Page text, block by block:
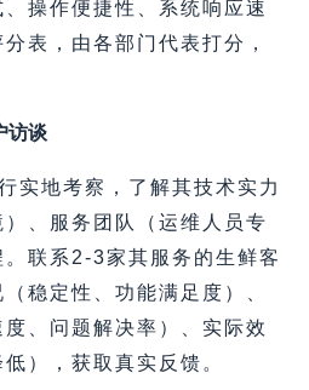
操作便捷性、系统响应速
表，由各部门代表打分，
访谈
实地考察，了解其技术实力
）、服务团队（运维人员专
联系2-3家其服务的生鲜客
稳定性、功能满足度）、
、问题解决率）、实际效
），获取真实反馈。